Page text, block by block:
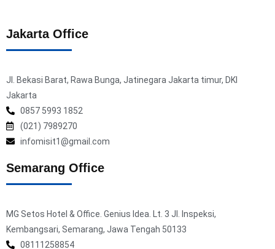
Jakarta Office
Jl. Bekasi Barat, Rawa Bunga, Jatinegara Jakarta timur, DKI
Jakarta
0857 5993 1852
(021) 7989270
infomisit1@gmail.com
Semarang Office
MG Setos Hotel & Office. Genius Idea. Lt. 3 Jl. Inspeksi,
Kembangsari, Semarang, Jawa Tengah 50133
08111258854